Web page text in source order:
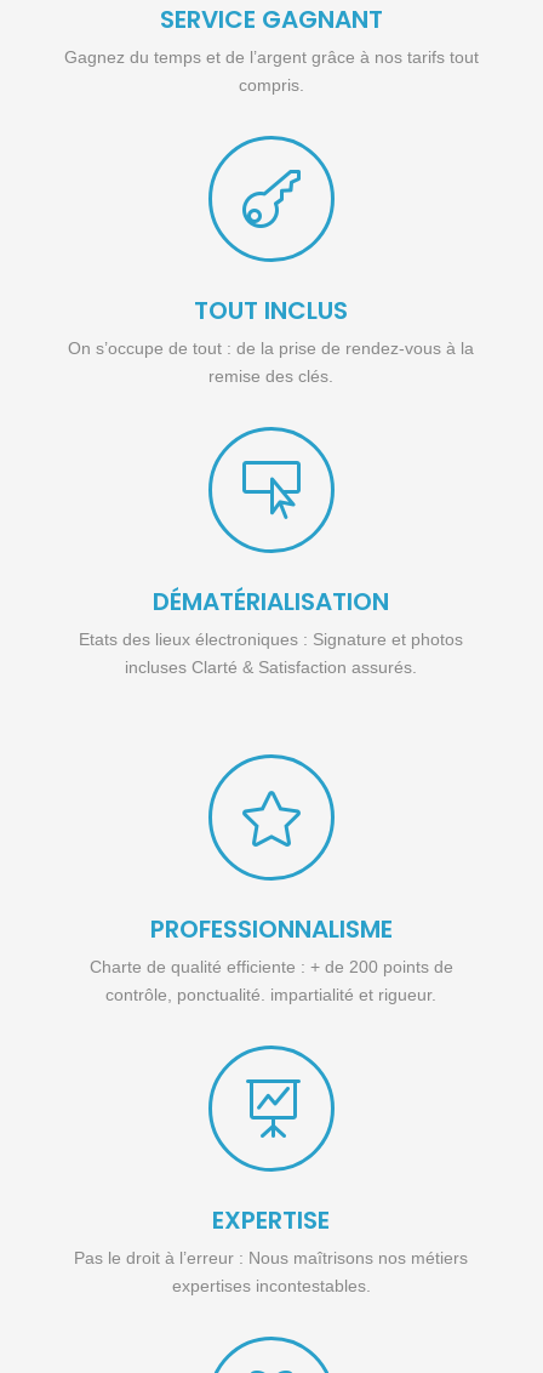
SERVICE GAGNANT
Gagnez du temps et de l’argent grâce à nos tarifs tout
compris.

TOUT INCLUS
On s’occupe de tout : de la prise de rendez-vous à la
remise des clés.

DÉMATÉRIALISATION
Etats des lieux électroniques : Signature et photos
incluses Clarté & Satisfaction assurés.

PROFESSIONNALISME
Charte de qualité efficiente : + de 200 points de
contrôle, ponctualité. impartialité et rigueur.

EXPERTISE
Pas le droit à l’erreur : Nous maîtrisons nos métiers
expertises incontestables.